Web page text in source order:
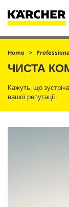
Кошик
Home
ЧИСТА
Кажуть, що
вашої репутації.